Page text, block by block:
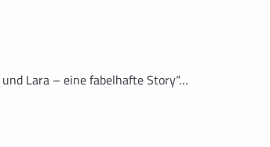
Lara – eine fabelhafte Story“…